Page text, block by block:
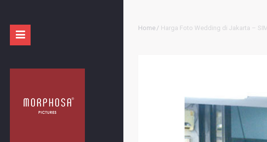
Home / Harga Foto Wedding di Jakarta –